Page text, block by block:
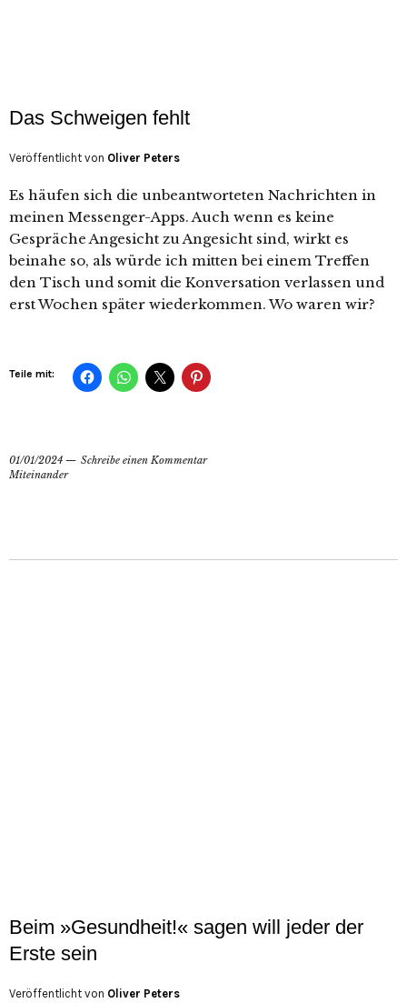
Das Schweigen fehlt
Veröffentlicht von Oliver Peters
Es häufen sich die unbeantworteten Nachrichten in
meinen Messenger-Apps. Auch wenn es keine
Gespräche Angesicht zu Angesicht sind, wirkt es
beinahe so, als würde ich mitten bei einem Treffen
den Tisch und somit die Konversation verlassen und
erst Wochen später wiederkommen. Wo waren wir?
Teile mit:
01/01/2024
Schreibe einen Kommentar
Miteinander
Beim »Gesundheit!« sagen will jeder der
Erste sein
Veröffentlicht von Oliver Peters